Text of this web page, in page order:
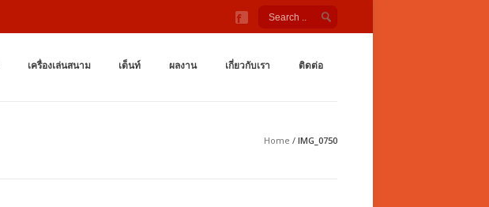
เครื่องออกกำลังกายกลางแจ้ง สนามเด็กเล่น ชิงช้า กระดานลื่น อุโมงค์ลอด เ
ผู้ผลิตเครื่องออกกำลังกายกลางเเจ้ง ราคาถูกจากโรงงาน สนามเด็กเล่น กระดานลื่น สไลเดอร์ ชิง
เครื่องเล่นสนาม เต็นท์ ผลงาน เกี่ยวกับเรา ติดต่อ
Home / IMG_0750